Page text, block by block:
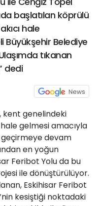
başlatılan köprülü
hale
Belediye
tıkanan
dedi
kent genelindeki
gelmesi amacıyla
devam
en yoğun
Feribot Yolu da bu
ile dönüştürülüyor.
Eskihisar Feribot
kesiştiği noktadaki